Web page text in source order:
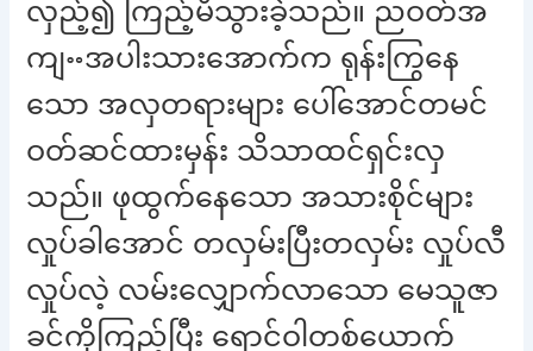
လှည့်၍ ကြည့်မိသွားခဲ့သည်။ ညဝတ်အ
ကျႌအပါးသားအောက်က ရုန်းကြွနေ
သော အလှတရားများ ပေါ်အောင်တမင်
ဝတ်ဆင်ထားမှန်း သိသာထင်ရှင်းလှ
သည်။ ဖုထွက်နေသော အသားစိုင်များ
လှုပ်ခါအောင် တလှမ်းပြီးတလှမ်း လှုပ်လီ
လှုပ်လဲ့ လမ်းလျှောက်လာသော မေသူဇာ
ခင်ကိုကြည့်ပြီး ရောင်ဝါတစ်ယောက်